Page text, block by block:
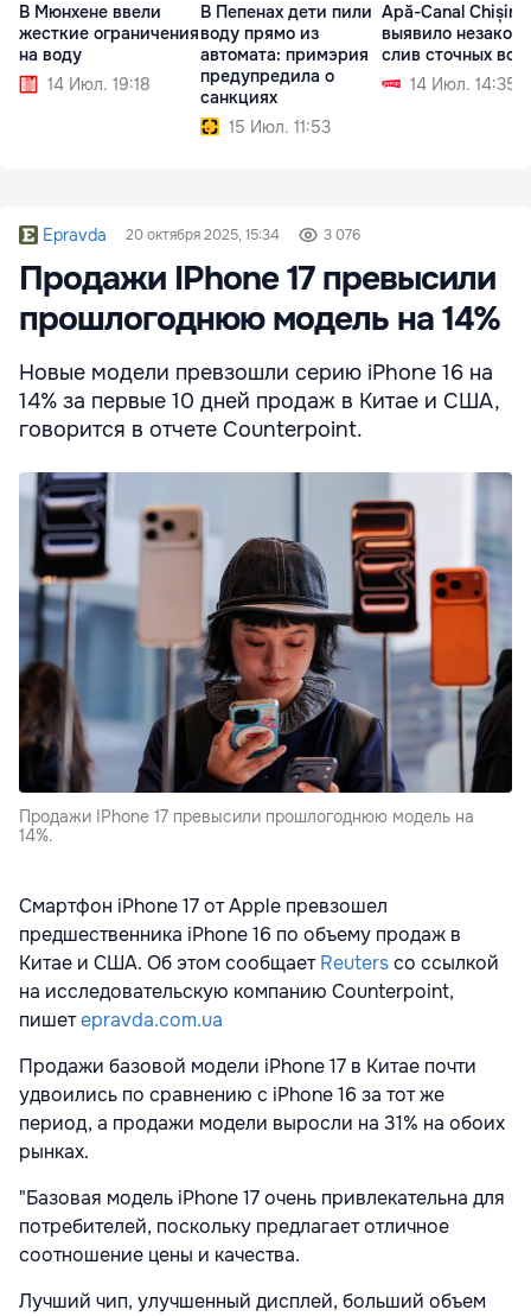
В Мюнхене ввели
жесткие ограничения
на воду
14 Июл. 19:18
В Пепенах дети пили
воду прямо из
автомата: примэрия
предупредила о
санкциях
15 Июл. 11:53
Apă-Canal
выявило
слив сточных вод
14 Июл. 14:35
Epravda 20 октября 2025, 15:34 3 076
Продажи IPhone 17 превысили
прошлогоднюю модель на 14%
Новые модели превзошли серию iPhone 16 на
14% за первые 10 дней продаж в Китае и США,
говорится в отчете Counterpoint.
Продажи IPhone 17 превысили прошлогоднюю модель на
14%.
Смартфон iPhone 17 от Apple превзошел
предшественника iPhone 16 по объему продаж в
Китае и США. Об этом сообщаетReutersсо ссылкой
на исследовательскую компанию Counterpoint,
пишетepravda.com.ua
Продажи базовой модели iPhone 17 в Китае почти
удвоились по сравнению с iPhone 16 за тот же
период, а продажи модели выросли на 31% на обоих
рынках.
"Базовая модель iPhone 17 очень привлекательна для
потребителей, поскольку предлагает отличное
соотношение цены и качества.
Лучший чип, улучшенный дисплей, больший объем